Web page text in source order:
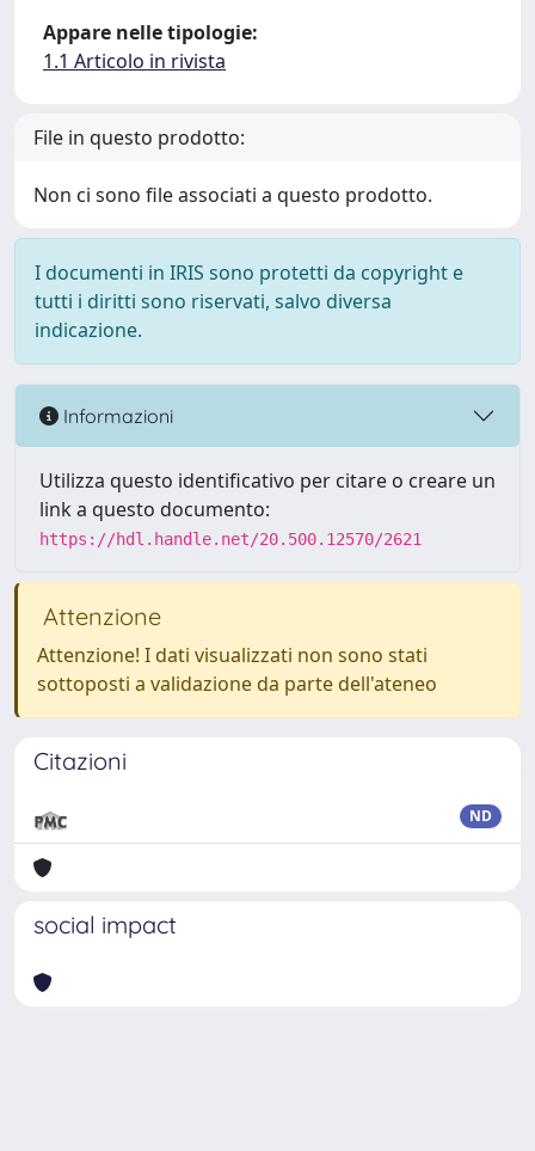
Appare nelle tipologie:
1.1 Articolo in rivista
File in questo prodotto:
Non ci sono file associati a questo prodotto.
I documenti in IRIS sono protetti da copyright e
tutti i diritti sono riservati, salvo diversa
indicazione.
Informazioni
Utilizza questo identificativo per citare o creare un
link a questo documento:
https://hdl.handle.net/20.500.12570/2621
Attenzione
Attenzione! I dati visualizzati non sono stati
sottoposti a validazione da parte dell'ateneo
Citazioni
ND
social impact